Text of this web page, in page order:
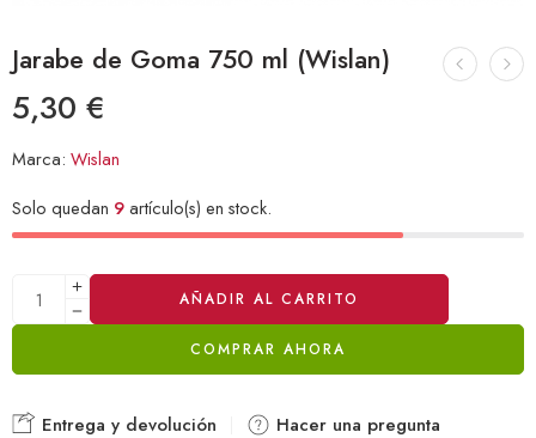
Jarabe de Goma 750 ml (Wislan)
5,30 €
Marca: Wislan
Solo quedan 9artículo(s) en stock.
AÑADIR AL CARRITO
COMPRAR AHORA
Alternative:
Entrega y devolución Hacer una pregunta